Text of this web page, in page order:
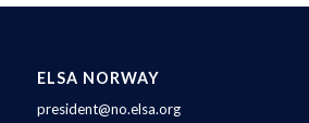
ELSA NORWAY
president@no.elsa.org